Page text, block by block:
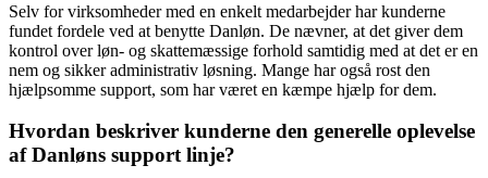
Selv for virksomheder med en enkelt medarbejder har kunderne
fundet fordele ved at benytte Danløn. De nævner, at det giver dem
kontrol over løn- og skattemæssige forhold samtidig med at det er en
nem og sikker administrativ løsning. Mange har også rost den
hjælpsomme support, som har været en kæmpe hjælp for dem.
Hvordan beskriver kunderne den generelle oplevelse
af Danløns support linje?